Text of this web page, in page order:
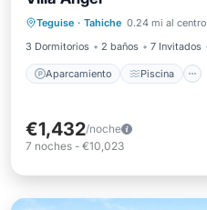
Teguise · Tahiche 0.24 mi al centro
3 Dormitorios
2 baños 7 Invitados
Aparcamiento Piscina
Vistas
€1,432/noche
7 noches - €10,023